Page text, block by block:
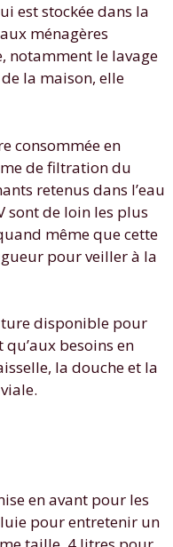
est stockée dans la
ménagères
notamment le lavage
la maison, elle
consommée en
de filtration du
retenus dans l’eau
sont de loin les plus
même que cette
pour veiller à la
disponible pour
besoins en
la douche et la
en avant pour les
pour entretenir un